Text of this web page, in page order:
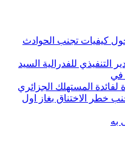
كيفيات تجنب الحوادث
التنفيذي للفدرالية السيد
في
لفائدة المستهلك الجزائري
خطر الاختناق بغاز اول
به